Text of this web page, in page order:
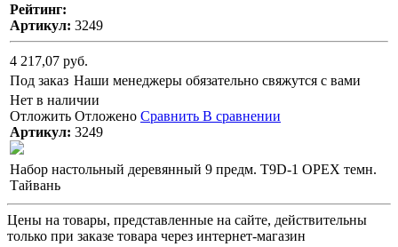
Рейтинг:
Артикул: 3249
4 217,07 руб.
Под заказ Наши менеджеры обязательно свяжутся с вами
Нет в наличии
Отложить Отложено Сравнить В сравнении
Артикул: 3249
Набор настольный деревянный 9 предм. T9D-1 ОРЕХ темн.
Тайвань
Цены на товары, представленные на сайте, действительны
только при заказе товара через интернет-магазин